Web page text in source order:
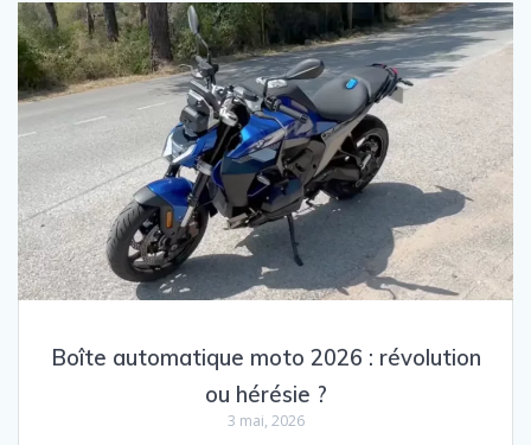
Boîte automatique moto 2026 : révolution
ou hérésie ?
3 mai, 2026